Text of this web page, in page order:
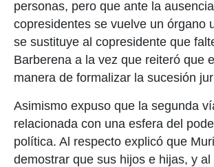
personas, pero que ante la
copresidentes se vuelve un órgano
se sustituye al copresidente que
Barberena a la vez que reiteró que
manera de formalizar la sucesión
Asimismo expuso que la segunda
relacionada con una esfera del
política. Al respecto explicó que
demostrar que sus hijos e hijas, y al